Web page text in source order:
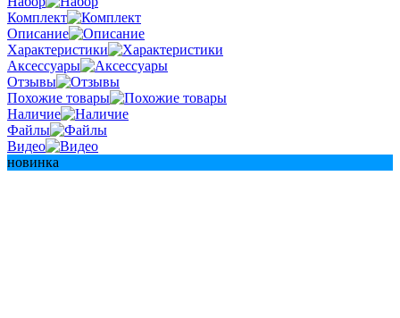
Комплект
Описание
Характеристики
Аксессуары
Отзывы
Похожие товары
Наличие
Файлы
Видео
новинка